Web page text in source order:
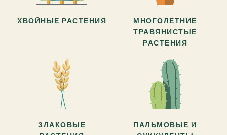
ХВОЙНЫЕ РАСТЕНИЯ
МНОГОЛЕТНИЕ
ТРАВЯНИСТЫЕ
РАСТЕНИЯ
ЗЛАКОВЫЕ
ПАЛЬМОВЫЕ И